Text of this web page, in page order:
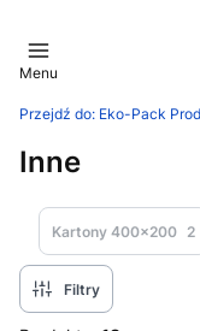
Menu
Przejdź do: Eko-Pack Producent
Inne
Kartony 400x200 2
Filtry